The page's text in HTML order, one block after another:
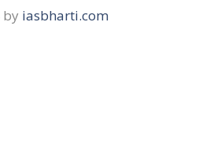
by iasbharti.com